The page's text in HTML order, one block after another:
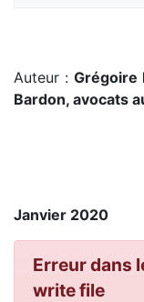
Auteur : Grégoire
Bardon, avocats
Janvier 2020
Erreur dans
write file